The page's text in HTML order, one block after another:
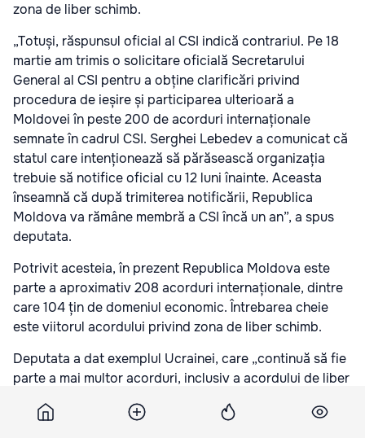
zona de liber schimb.
„Totuși, răspunsul oficial al CSI indică contrariul. Pe 18
martie am trimis o solicitare oficială Secretarului
General al CSI pentru a obține clarificări privind
procedura de ieșire și participarea ulterioară a
Moldovei în peste 200 de acorduri internaționale
semnate în cadrul CSI. Serghei Lebedev a comunicat că
statul care intenționează să părăsească organizația
trebuie să notifice oficial cu 12 luni înainte. Aceasta
înseamnă că după trimiterea notificării, Republica
Moldova va rămâne membră a CSI încă un an”, a spus
deputata.
Potrivit acesteia, în prezent Republica Moldova este
parte a aproximativ 208 acorduri internaționale, dintre
care 104 țin de domeniul economic. Întrebarea cheie
este viitorul acordului privind zona de liber schimb.
Deputata a dat exemplul Ucrainei, care „continuă să fie
parte a mai multor acorduri, inclusiv a acordului de liber
Republica Moldova prin ieșirea completă din CSI”.